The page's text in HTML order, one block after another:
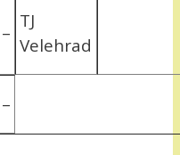
–
TJ
Velehrad
–